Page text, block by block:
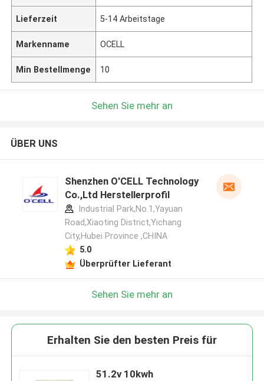
Lieferzeit 5-14 Arbeitstage
Markenname OCELL
Min Bestellmenge 10
Sehen Sie mehr an
ÜBER UNS
Shenzhen O'CELL Technology
Co.,Ltd Herstellerprofil
Industrial Park,No.1,Yayuan
Road,Xiaoting District,Yichang
City,Hubei Province ,CHINA
5.0
Überprüfter Lieferant
Sehen Sie mehr an
Erhalten Sie den besten Preis für
51.2v 10kwh